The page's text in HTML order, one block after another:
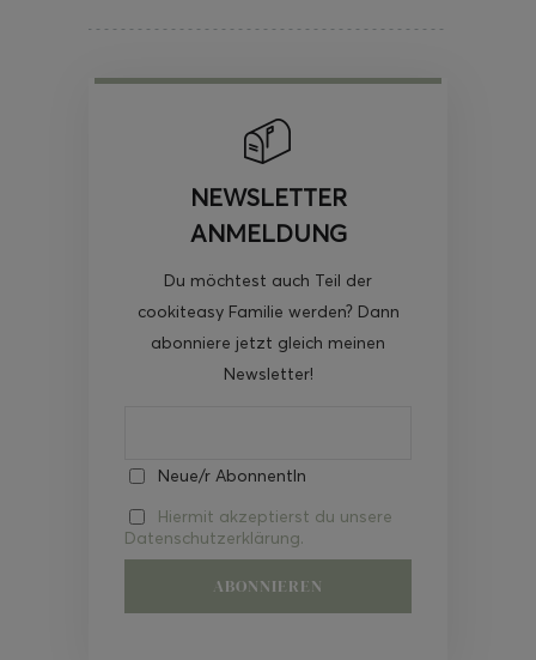
NEWSLETTER
ANMELDUNG
Du möchtest auch Teil der
cookiteasy Familie werden? Dann
abonniere jetzt gleich meinen
Newsletter!
Neue/r AbonnentIn
Hiermit akzeptierst du unsere
Datenschutzerklärung.